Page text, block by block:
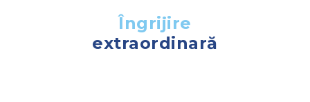
Îngrijire
extraordinară